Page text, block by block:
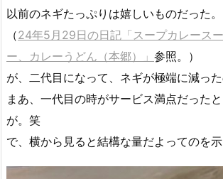
以前のネギたっぷりは嬉しいものだった。
（24年5月29日の日記「スープカレース
ー、カレーうどん（本郷）」 参照。）
が、二代目になって、ネギが極端に減った
まあ、一代目の時がサービス満点だった
が。笑
で、横から見ると結構な量だよってのを示